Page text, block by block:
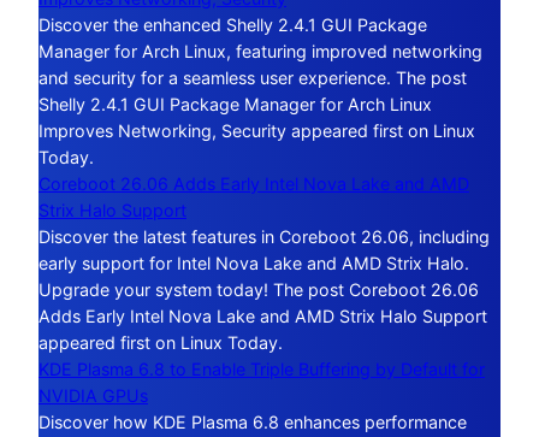
Discover the enhanced Shelly 2.4.1 GUI Package
Manager for Arch Linux, featuring improved networking
and security for a seamless user experience. The post
Shelly 2.4.1 GUI Package Manager for Arch Linux
Improves Networking, Security appeared first on Linux
Today.
Coreboot 26.06 Adds Early Intel Nova Lake and AMD
Strix Halo Support
Discover the latest features in Coreboot 26.06, including
early support for Intel Nova Lake and AMD Strix Halo.
Upgrade your system today! The post Coreboot 26.06
Adds Early Intel Nova Lake and AMD Strix Halo Support
appeared first on Linux Today.
KDE Plasma 6.8 to Enable Triple Buffering by Default for
NVIDIA GPUs
Discover how KDE Plasma 6.8 enhances performance